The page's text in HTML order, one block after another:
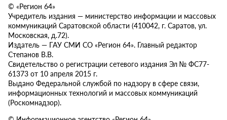
© «Регион 64»
Учредитель издания — министерство информации и массовых
коммуникаций Саратовской области (410042, г. Саратов, ул.
Московская, д.72).
Издатель — ГАУ СМИ СО «Регион 64». Главный редактор
Степанов В.В.
Свидетельство о регистрации сетевого издания Эл № ФС77-
61373 от 10 апреля 2015 г.
Выдано Федеральной службой по надзору в сфере связи,
информационных технологий и массовых коммуникаций
(Роскомнадзор).